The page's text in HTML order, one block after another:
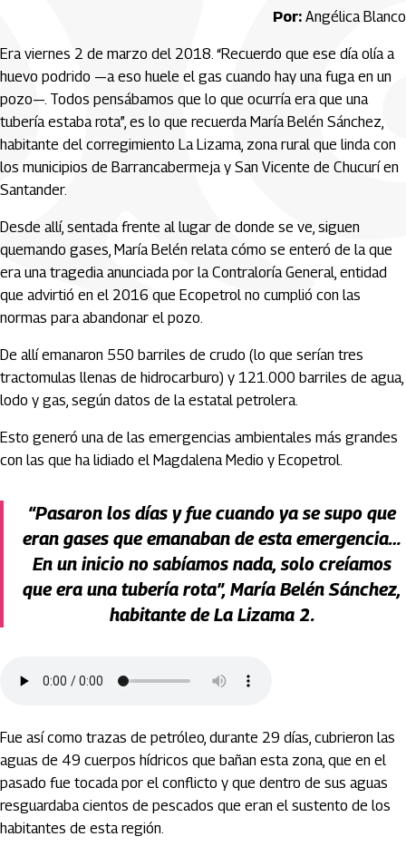
Por: Angélica Blanco
Era viernes 2 de marzo del 2018. “Recuerdo que ese día olía a
huevo podrido —a eso huele el gas cuando hay una fuga en un
pozo—. Todos pensábamos que lo que ocurría era que una
tubería estaba rota”, es lo que recuerda María Belén Sánchez,
habitante del corregimiento La Lizama, zona rural que linda con
los municipios de Barrancabermeja y San Vicente de Chucurí en
Santander.
Desde allí, sentada frente al lugar de donde se ve, siguen
quemando gases, María Belén relata cómo se enteró de la que
era una tragedia anunciada por la Contraloría General, entidad
que advirtió en el 2016 que Ecopetrol no cumplió con las
normas para abandonar el pozo.
De allí emanaron 550 barriles de crudo (lo que serían tres
tractomulas llenas de hidrocarburo) y 121.000 barriles de agua,
lodo y gas, según datos de la estatal petrolera.
Esto generó una de las emergencias ambientales más grandes
con las que ha lidiado el Magdalena Medio y Ecopetrol.
“Pasaron los días y fue cuando ya se supo que
eran gases que emanaban de esta emergencia…
En un inicio no sabíamos nada, solo creíamos
que era una tubería rota”, María Belén Sánchez,
habitante de La Lizama 2.
Fue así como trazas de petróleo, durante 29 días, cubrieron las
aguas de 49 cuerpos hídricos que bañan esta zona, que en el
pasado fue tocada por el conflicto y que dentro de sus aguas
resguardaba cientos de pescados que eran el sustento de los
habitantes de esta región.